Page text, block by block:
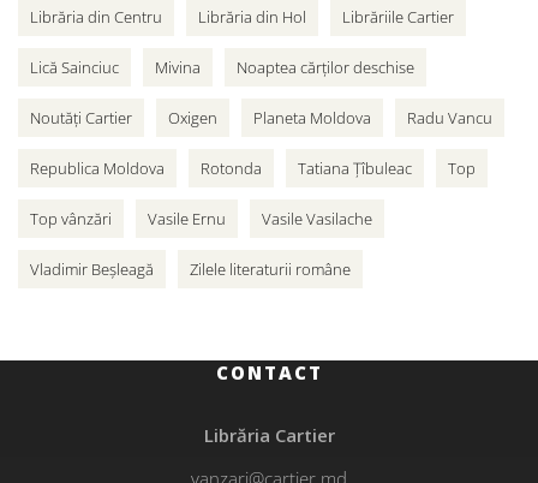
Librăria din Centru Librăria din Hol Librăriile Cartier
Lică Sainciuc Mivina Noaptea cărților deschise
Noutăți Cartier Oxigen Planeta Moldova Radu Vancu
Republica Moldova Rotonda Tatiana Țîbuleac Top
Top vânzări Vasile Ernu Vasile Vasilache
Vladimir Beșleagă Zilele literaturii române
CONTACT
Librăria Cartier